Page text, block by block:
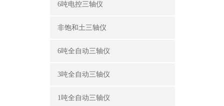
6吨电控三轴仪
非饱和土三轴仪
6吨全自动三轴仪
3吨全自动三轴仪
1吨全自动三轴仪